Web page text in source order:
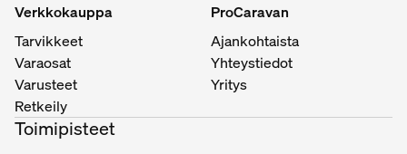
Verkkokauppa
Tarvikkeet
Varaosat
Varusteet
Retkeily
ProCaravan
Ajankohtaista
Yhteystiedot
Yritys
Toimipisteet